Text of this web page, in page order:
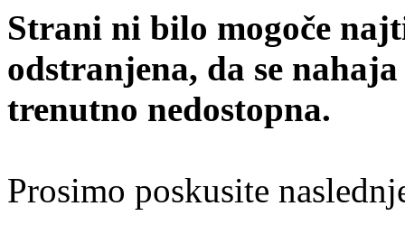
Strani ni bilo mogoče
odstranjena, da se
trenutno nedostopna.
Prosimo poskusite